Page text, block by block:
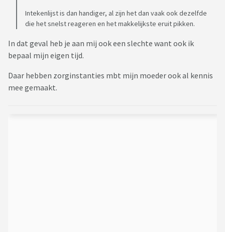
Intekenlijst is dan handiger, al zijn het dan vaak ook dezelfde
die het snelst reageren en het makkelijkste eruit pikken.
In dat geval heb je aan mij ook een slechte want ook ik
bepaal mijn eigen tijd.
Daar hebben zorginstanties mbt mijn moeder ook al kennis
mee gemaakt.